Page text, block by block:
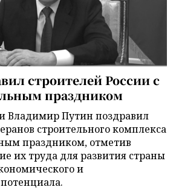
строителей России с
праздником
Владимир Путин поздравил
строительного комплекса
праздником, отметив
их труда для развития страны
и